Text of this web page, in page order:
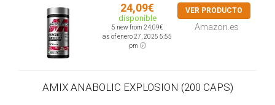
24,09€
disponible
5 new from 24,09€
as of enero 27, 2025 5:55
pm
VER PRODUCTO
Amazon.es
AMIX ANABOLIC EXPLOSION (200 CAPS)